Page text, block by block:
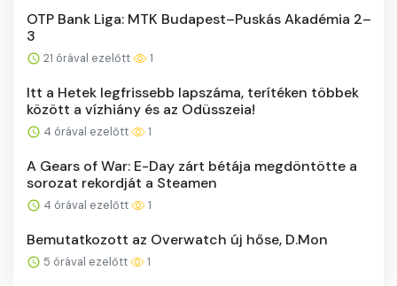
OTP Bank Liga: MTK Budapest–Puskás Akadémia 2–
3
21 órával ezelőtt 1
Itt a Hetek legfrissebb lapszáma, terítéken többek
között a vízhiány és az Odüsszeia!
4 órával ezelőtt 1
A Gears of War: E-Day zárt bétája megdöntötte a
sorozat rekordját a Steamen
4 órával ezelőtt 1
Bemutatkozott az Overwatch új hőse, D.Mon
5 órával ezelőtt 1